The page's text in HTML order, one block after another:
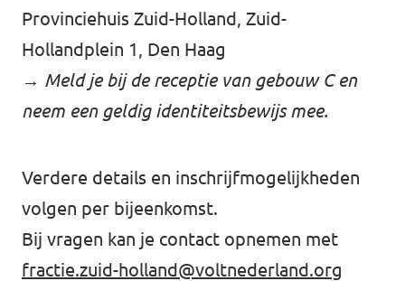
Provinciehuis Zuid-Holland, Zuid-
Hollandplein 1, Den Haag
→ Meld je bij de receptie van gebouw C en
neem een geldig identiteitsbewijs mee.
Verdere details en inschrijfmogelijkheden
volgen per bijeenkomst.
Bij vragen kan je contact opnemen met
fractie.zuid-holland@voltnederland.org